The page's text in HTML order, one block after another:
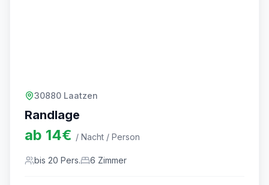
30880 Laatzen
Randlage
ab 14€ / Nacht / Person
bis 20 Pers. 6 Zimmer